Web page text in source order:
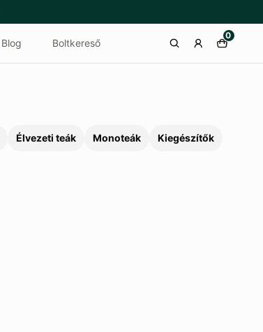
Blog Boltkereső
0
Élvezeti teák Monoteák Kiegészítők